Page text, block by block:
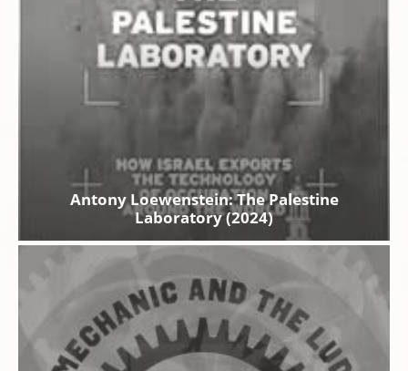
Antony Loewenstein: The Palestine
Laboratory (2024)